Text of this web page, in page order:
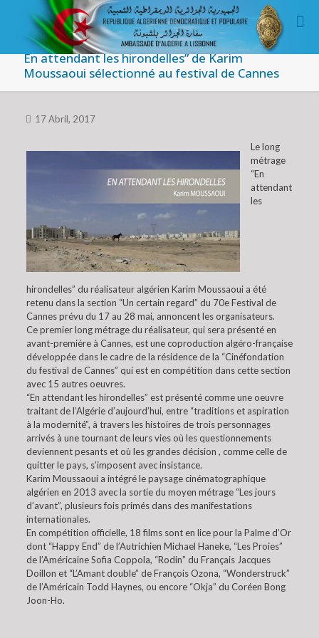
En attendant les hirondelles” de Karim
Moussaoui sélectionné au festival de Cannes
17 Abril, 2017
Le long
métrage
“En
attendant
les
hirondelles” du réalisateur algérien Karim Moussaoui a été
retenu dans la section “Un certain regard” du 70e Festival de
Cannes prévu du 17 au 28 mai, annoncent les organisateurs.
Ce premier long métrage du réalisateur, qui sera présenté en
avant-première à Cannes, est une coproduction algéro-française
développée dans le cadre de la résidence de la “Cinéfondation
du festival de Cannes” qui est en compétition dans cette section
avec 15 autres oeuvres.
“En attendant les hirondelles” est présenté comme une oeuvre
traitant de l’Algérie d’aujourd’hui, entre “traditions et aspiration
à la modernité”, à travers les histoires de trois personnages
arrivés à une tournant de leurs vies où les questionnements
deviennent pesants et où les grandes décision , comme celle de
quitter le pays, s’imposent avec insistance.
Karim Moussaoui a intégré le paysage cinématographique
algérien en 2013 avec la sortie du moyen métrage “Les jours
d’avant”, plusieurs fois primés dans des manifestations
internationales.
En compétition officielle, 18 films sont en lice pour la Palme d’Or
dont “Happy End” de l’Autrichien Michael Haneke, “Les Proies”
de l’Américaine Sofia Coppola, “Rodin” du Français Jacques
Doillon et “L’Amant double” de François Ozona, “Wonderstruck”
de l’Américain Todd Haynes, ou encore “Okja” du Coréen Bong
Joon-Ho.